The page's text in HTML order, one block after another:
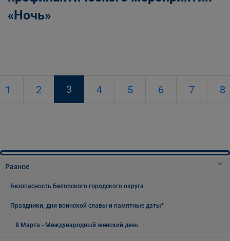
«Ночь»
1 2 3 4 5 6 7 8
Разное
Безопасность Беловского городского округа
Праздники, дни воинской славы и памятные даты*
8 Марта - Международный женский день